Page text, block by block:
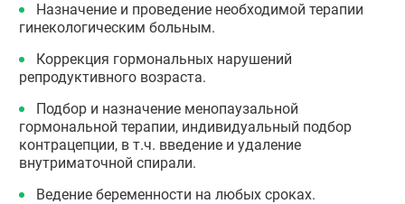
Назначение и проведение необходимой терапии
гинекологическим больным.
Коррекция гормональных нарушений
репродуктивного возраста.
Подбор и назначение менопаузальной
гормональной терапии, индивидуальный подбор
контрацепции, в т.ч. введение и удаление
внутриматочной спирали.
Ведение беременности на любых сроках.